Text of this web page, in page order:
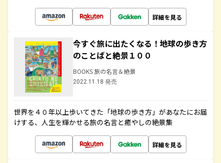
詳細を見る
今すぐ旅に出たくなる！地球の歩き方
のことばと絶景１００
BOOKS 旅の名言＆絶景
2022.11.18 発売
世界を４０年以上歩いてきた「地球の歩き方」があなたにお届
けする、人生を輝かせる旅の名言と癒やしの絶景集
詳細を見る